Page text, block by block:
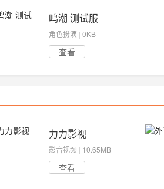
鸣潮 测试服
角色扮演 | 0KB
查看
力力影视
影音视频 | 10.65MB
查看